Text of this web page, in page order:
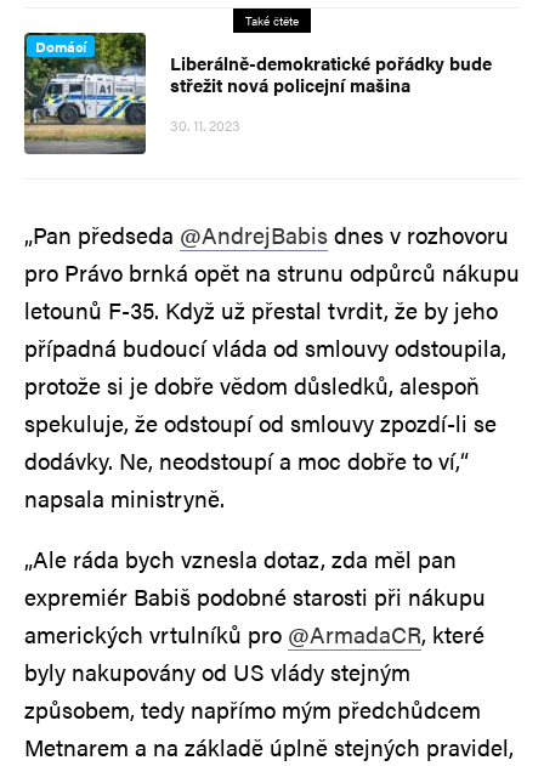
Také čtěte
Domácí
Liberálně-demokratické pořádky bude
střežit nová policejní mašina
30. 11. 2023
„Pan předseda @AndrejBabisdnes v rozhovoru
pro Právo brnká opět na strunu odpůrců nákupu
letounů F-35. Když už přestal tvrdit, že by jeho
případná budoucí vláda od smlouvy odstoupila,
protože si je dobře vědom důsledků, alespoň
spekuluje, že odstoupí od smlouvy zpozdí-li se
dodávky. Ne, neodstoupí a moc dobře to ví,“
napsala ministryně.
„Ale ráda bych vznesla dotaz, zda měl pan
expremiér Babiš podobné starosti při nákupu
amerických vrtulníků pro @ArmadaCR, které
byly nakupovány od US vlády stejným
způsobem, tedy napřímo mým předchůdcem
Metnarem a na základě úplně stejných pravidel,